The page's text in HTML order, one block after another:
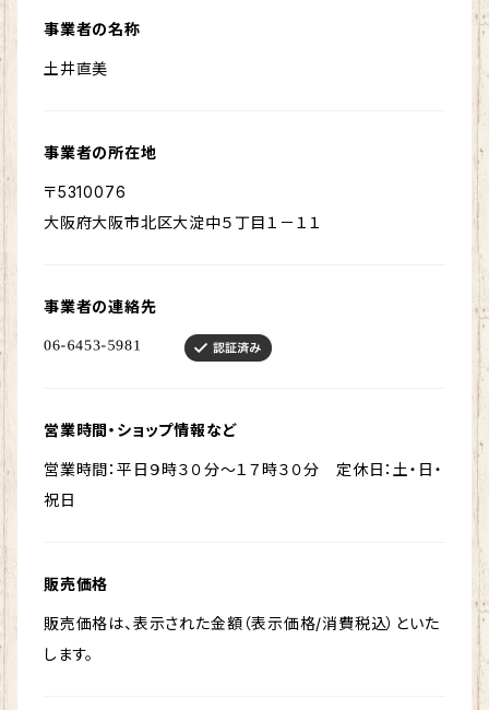
事業者の名称
土井直美
事業者の所在地
〒5310076
大阪府大阪市北区大淀中５丁目１－１１
事業者の連絡先
営業時間・ショップ情報など
営業時間：平日９時３０分～１７時３０分 定休日：土・日・
祝日
販売価格
販売価格は、表示された金額（表示価格/消費税込）といた
します。